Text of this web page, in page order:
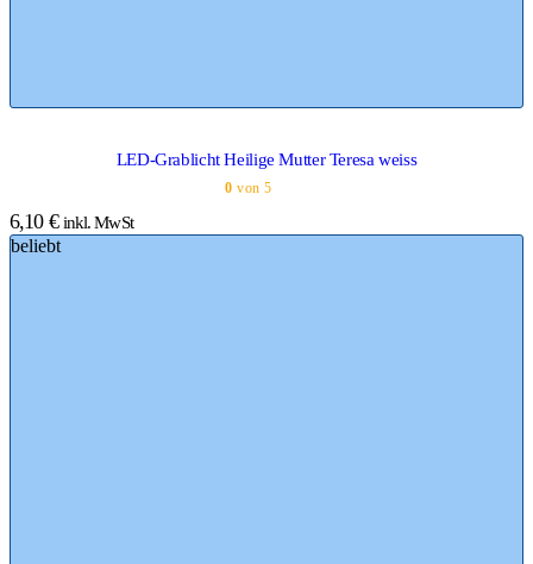
LED-Grablicht Heilige Mutter Teresa weiss
0 von 5
6,10 € inkl. MwSt
beliebt